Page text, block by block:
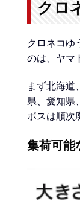
クロ
クロネコゆ
のは、ヤマ
まず北海道
県、愛知県
ポスは順次
集荷可能